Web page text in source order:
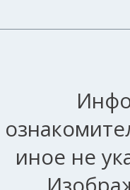
иное не